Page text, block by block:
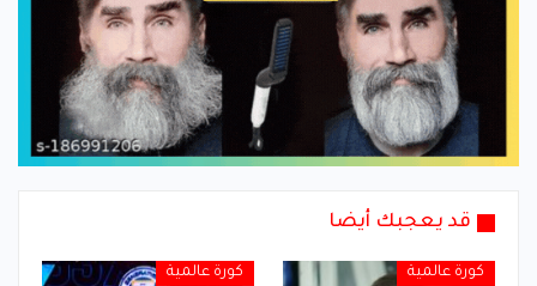
قد يعجبك أيضا
كورة عالمية كورة عالمية